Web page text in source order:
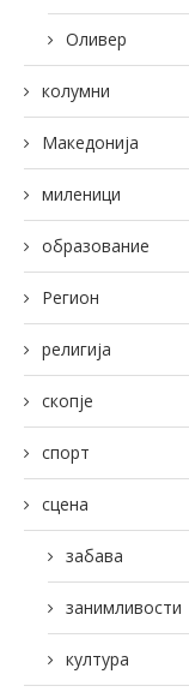
Оливер
колумни
Македонија
миленици
образование
Регион
религија
скопје
спорт
сцена
забава
занимливости
култура